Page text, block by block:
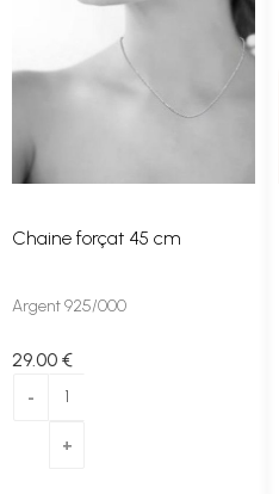
Chaine forçat 45 cm
Argent 925/000
29.00 €